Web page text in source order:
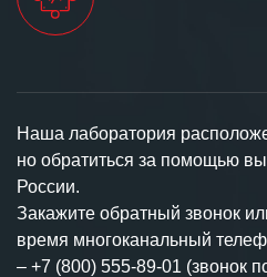
Наша лаборатория
но обратиться за помощью
России.
Закажите обратный звонок
время многоканальный
– +7 (800) 555-89-01 (звонок